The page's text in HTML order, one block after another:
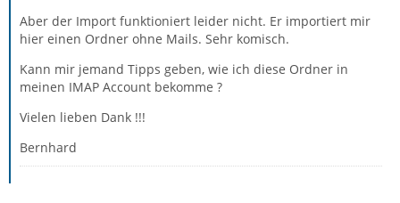
Aber der Import funktioniert leider nicht. Er importiert mir
hier einen Ordner ohne Mails. Sehr komisch.
Kann mir jemand Tipps geben, wie ich diese Ordner in
meinen IMAP Account bekomme ?
Vielen lieben Dank !!!
Bernhard